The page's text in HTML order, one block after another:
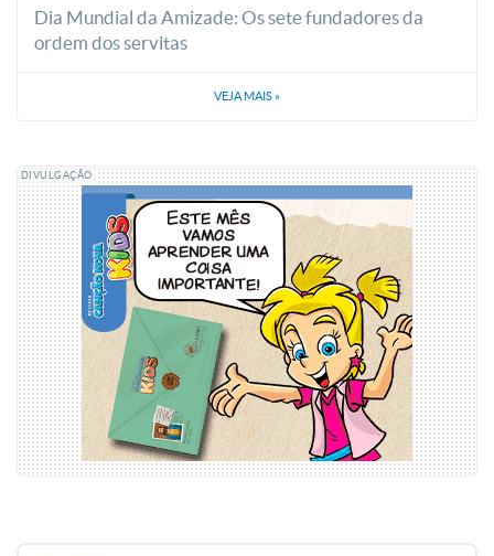
Dia Mundial da Amizade: Os sete fundadores da
ordem dos servitas
VEJA MAIS »
DIVULGAÇÃO